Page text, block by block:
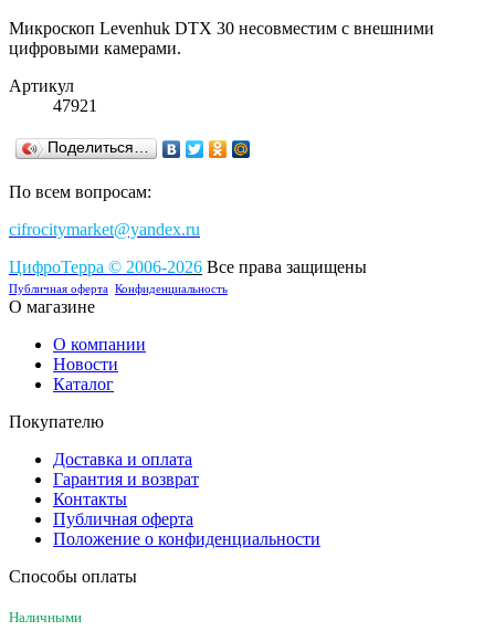
Микроскоп Levenhuk DTX 30 несовместим с внешними
цифровыми камерами.
Артикул
47921
Поделиться…
По всем вопросам:
cifrocitymarket@yandex.ru
ЦифроТерра © 2006-2026 Все права защищены
Публичная оферта Конфиденциальность
О магазине
О компании
Новости
Каталог
Покупателю
Доставка и оплата
Гарантия и возврат
Контакты
Публичная оферта
Положение о конфиденциальности
Способы оплаты
Наличными